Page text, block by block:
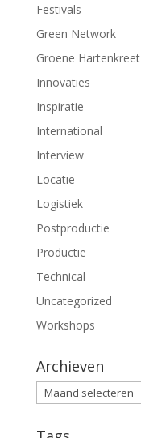
Festivals
Green Network
Groene Hartenkreet
Innovaties
Inspiratie
International
Interview
Locatie
Logistiek
Postproductie
Productie
Technical
Uncategorized
Workshops
Archieven
Archieven